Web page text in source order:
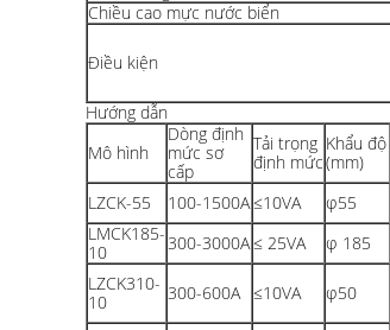
Chiều cao mực nước biển
Điều kiện
Hướng dẫn
Mô hình
Dòng định
mức sơ
cấp
Tải trọng
định mức
Khẩu độ
(mm)
LZCK-55
100-1500A≤10VA φ55
LMCK185-
10
300-3000A≤ 25VA φ 185
LZCK310-
10
300-600A ≤10VA φ50